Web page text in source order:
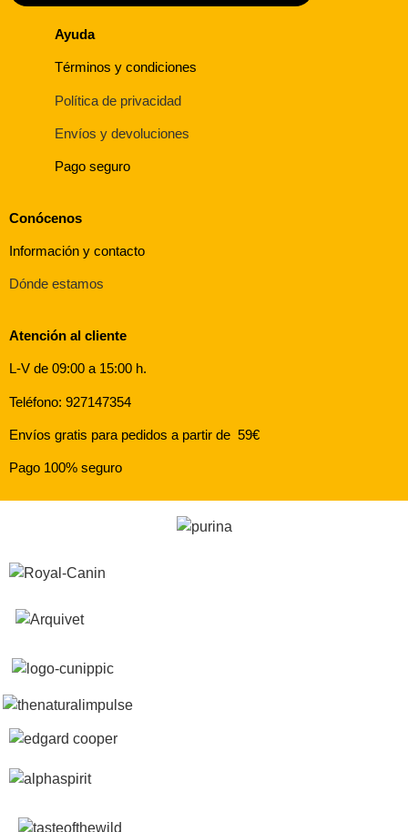
Ayuda
Términos y condiciones
Política de privacidad
Envíos y devoluciones
Pago seguro
Conócenos
Información y contacto
Dónde estamos
Atención al cliente
L-V de 09:00 a 15:00 h.
Teléfono: 927147354
Envíos gratis para pedidos a partir de 59€
Pago 100% seguro